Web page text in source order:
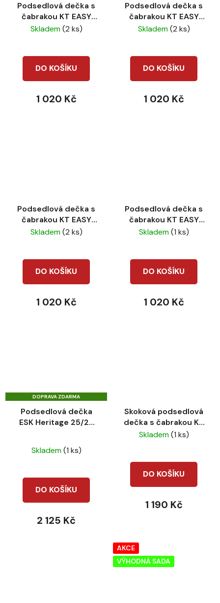
Podsedlová dečka s
čabrakou KT EASY
Dark purple
Skladem(2 ks)
DO KOŠÍKU
1 020 Kč
Podsedlová dečka s
čabrakou KT EASY
Navy
Skladem(2 ks)
DO KOŠÍKU
1 020 Kč
Podsedlová dečka s
čabrakou KT EASY
Fresh pink
Skladem(2 ks)
DO KOŠÍKU
1 020 Kč
Podsedlová dečka s
čabrakou KT EASY
Olive
Skladem(1 ks)
DO KOŠÍKU
1 020 Kč
DOPRAVA ZDARMA
Podsedlová dečka
ESK Heritage 25/26
Cardamom
hodnocení
5,0
5
Skladem(1 ks)
DO KOŠÍKU
2 125 Kč
Skoková podsedlová
dečka s čabrakou KT
Samet rosegold
Skladem(1 ks)
DO KOŠÍKU
1 190 Kč
AKCE
VÝHODNÁ SADA